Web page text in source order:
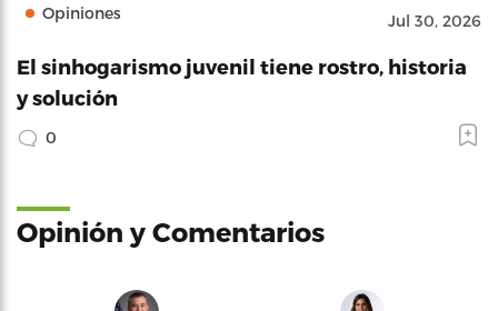
Opiniones Jul 30, 2026
El sinhogarismo juvenil tiene rostro, historia
y solución
0
Opinión y Comentarios